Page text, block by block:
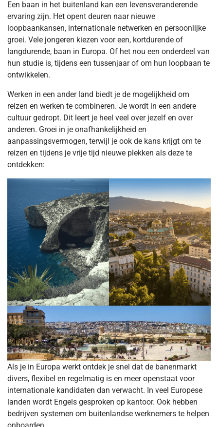
Een baan in het buitenland kan een levensveranderende
ervaring zijn. Het opent deuren naar nieuwe
loopbaankansen, internationale netwerken en persoonlijke
groei. Vele jongeren kiezen voor een, kortdurende of
langdurende, baan in Europa. Of het nou een onderdeel van
hun studie is, tijdens een tussenjaar of om hun loopbaan te
ontwikkelen.
Werken in een ander land biedt je de mogelijkheid om
reizen en werken te combineren. Je wordt in een andere
cultuur gedropt. Dit leert je heel veel over jezelf en over
anderen. Groei in je onafhankelijkheid en
aanpassingsvermogen, terwijl je ook de kans krijgt om te
reizen en tijdens je vrije tijd nieuwe plekken als deze te
ontdekken:
Als je in Europa werkt ontdek je snel dat de banenmarkt
divers, flexibel en regelmatig is en meer openstaat voor
internationale kandidaten dan verwacht. In veel Europese
landen wordt Engels gesproken op kantoor. Ook hebben
bedrijven systemen om buitenlandse werknemers te helpen